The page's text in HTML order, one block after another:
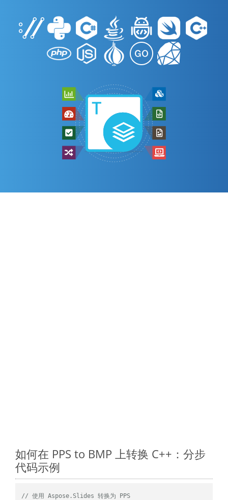
如何在 PPS to BMP 上转换 C++：分步
代码示例
// 使用 Aspose.Slides 转换为 PPS